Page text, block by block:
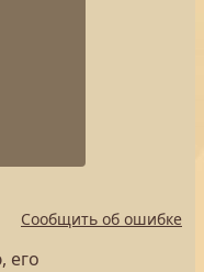
Сообщить об ошибке
его